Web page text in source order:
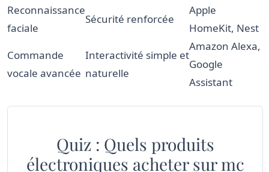
Reconnaissance
faciale
Sécurité renforcée
Apple
HomeKit, Nest
Commande
vocale avancée
Interactivité simple et
naturelle
Amazon Alexa,
Google
Assistant
Quiz : Quels produits
électroniques acheter sur mc